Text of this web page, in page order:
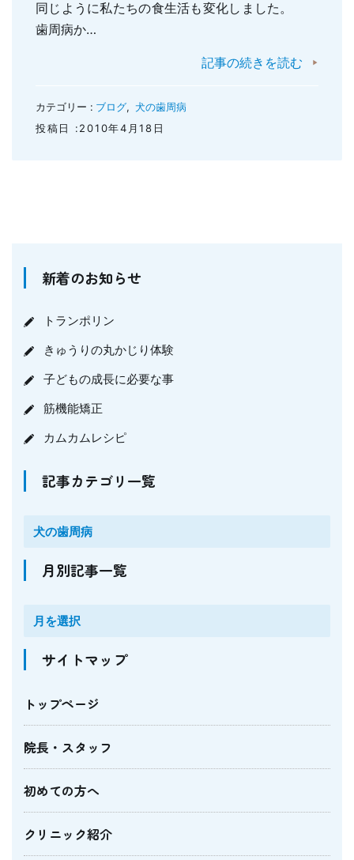
同じように私たちの食生活も変化しました。
歯周病か…
記事の続きを読む
カテゴリー : ブログ, 犬の歯周病
投稿日 :2010年4月18日
新着のお知らせ
トランポリン
きゅうりの丸かじり体験
子どもの成長に必要な事
筋機能矯正
カムカムレシピ
記事カテゴリ一覧
月別記事一覧
サイトマップ
トップページ
院長・スタッフ
初めての方へ
クリニック紹介